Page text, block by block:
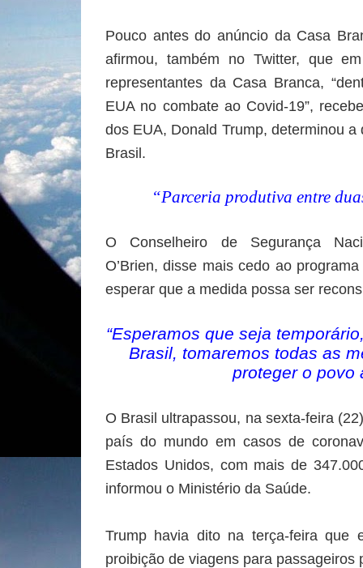
Pouco antes do anúncio da Casa
afirmou, também no Twitter, que
representantes da Casa Branca,
EUA no combate ao Covid-19”,
dos EUA, Donald Trump, determinou
Brasil.
“Parceria produtiva entre
O Conselheiro de Segurança
O’Brien, disse mais cedo ao
esperar que a medida possa ser
“Esperamos que seja
Brasil, tomaremos todas as
proteger o povo
O Brasil ultrapassou, na sexta-feira
país do mundo em casos de
Estados Unidos, com mais de
informou o Ministério da Saúde.
Trump havia dito na terça-feira que
proibição de viagens para passageiros